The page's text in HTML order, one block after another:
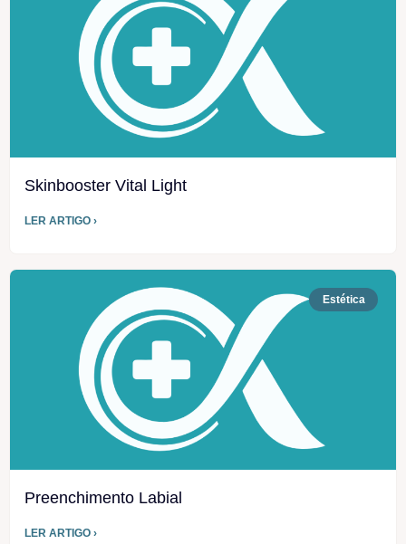
Skinbooster Vital Light
LER ARTIGO ›
Estética
Preenchimento Labial
LER ARTIGO ›